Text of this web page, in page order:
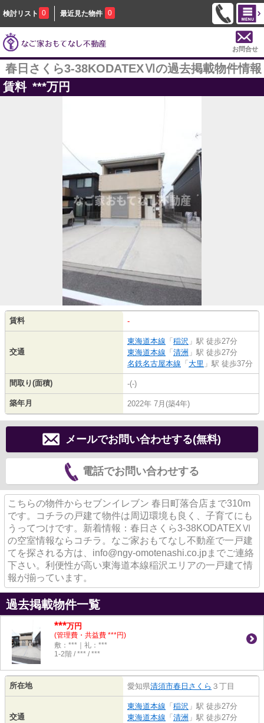
検討リスト 0 最近見た物件 0
お問合せ
春日さくら3-38KODATEXⅥの過去掲載物件情報
賃料 ***万円
賃料 -
交通
東海道本線 「 稲沢 」駅 徒歩27分
東海道本線 「 清洲 」駅 徒歩27分
名鉄名古屋本線 「 大里 」駅 徒歩37分
間取り(面積) -(-)
築年月 2022年 7月(築4年)
メールでお問い合わせする(無料)
電話でお問い合わせする
こちらの物件からセブンイレブン 春日町落合店まで310m
です。コチラの戸建て物件は周辺環境も良く、子育てにも
うってつけです。新着情報：春日さくら3-38KODATEXⅥ
の空室情報ならコチラ。なご家おもてなし不動産で一戸建
てを探される方は、info@ngy-omotenashi.co.jpまでご連絡
下さい。利便性が高い東海道本線稲沢エリアの一戸建て情
報が揃っています。
過去掲載物件一覧
***万円
(管理費・共益費 ***円)
敷：***｜礼：***
1-2階 / *** / ***
所在地 愛知県清須市春日さくら ３丁目
交通
東海道本線 「 稲沢 」駅 徒歩27分
東海道本線 「 清洲 」駅 徒歩27分